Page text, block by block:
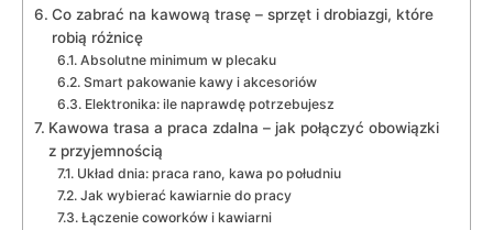
Co zabrać na kawową trasę – sprzęt i drobiazgi, które
robią różnicę
Absolutne minimum w plecaku
Smart pakowanie kawy i akcesoriów
Elektronika: ile naprawdę potrzebujesz
Kawowa trasa a praca zdalna – jak połączyć obowiązki
z przyjemnością
Układ dnia: praca rano, kawa po południu
Jak wybierać kawiarnie do pracy
Łączenie coworków i kawiarni